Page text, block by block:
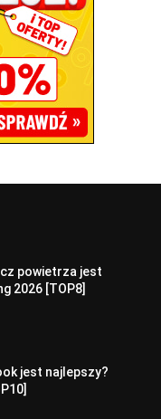
powietrza jest
2026 [TOP8]
jest najlepszy?